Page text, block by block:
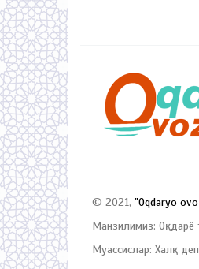
© 2021, "Oqdaryo
Манзилимиз: Оқдарё
Муассислар: Халқ